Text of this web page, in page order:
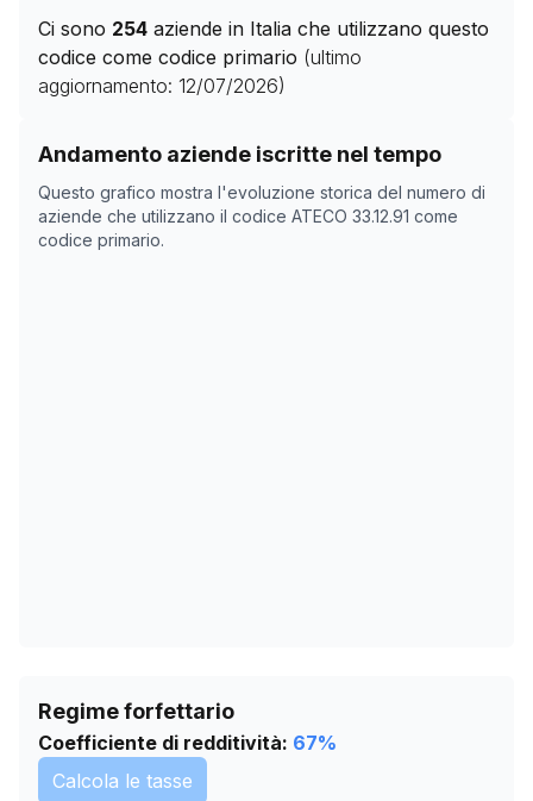
Ci sono 254 aziende in Italia che utilizzano questo
codice come codice primario (ultimo
aggiornamento: 12/07/2026)
Andamento aziende iscritte nel tempo
Questo grafico mostra l'evoluzione storica del numero di
aziende che utilizzano il codice ATECO 33.12.91 come
codice primario.
Storico numero di aziende con codice ATECO
Data rilevazione
01/05/2025
274
30/10/2025
Regime forfettario
Coefficiente di redditività: 67%
Calcola le tasse